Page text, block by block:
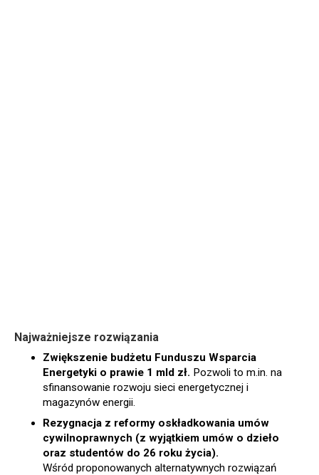
Najważniejsze rozwiązania
Zwiększenie budżetu Funduszu Wsparcia
Energetyki o prawie 1 mld zł. Pozwoli to m.in. na
sfinansowanie rozwoju sieci energetycznej i
magazynów energii.
Rezygnacja z reformy oskładkowania umów
cywilnoprawnych (z wyjątkiem umów o dzieło
oraz studentów do 26 roku życia).
Wśród proponowanych alternatywnych rozwiązań